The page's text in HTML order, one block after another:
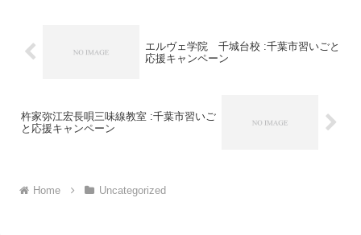
エルヴェ学院 千城台校 :千葉市習いごと
応援キャンペーン
杵家弥江宏長唄三味線教室 :千葉市習いご
と応援キャンペーン
Home Uncategorized